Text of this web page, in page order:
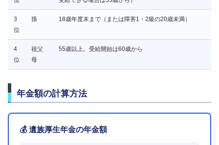
3
位
孫 18歳年度末まで（または障害1・2級の20歳未満）
4
位
祖父
母
55歳以上。受給開始は60歳から
年金額の計算方法
💰 遺族厚生年金の年金額